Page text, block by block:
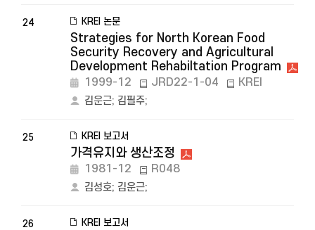
24 KREI 논문
Strategies for North Korean Food
Security Recovery and Agricultural
Development Rehabiltation Program
1999-12 JRD22-1-04 KREI
김운근; 김필주;
25 KREI 보고서
가격유지와 생산조정
1981-12 R048
김성호; 김운근;
26 KREI 보고서